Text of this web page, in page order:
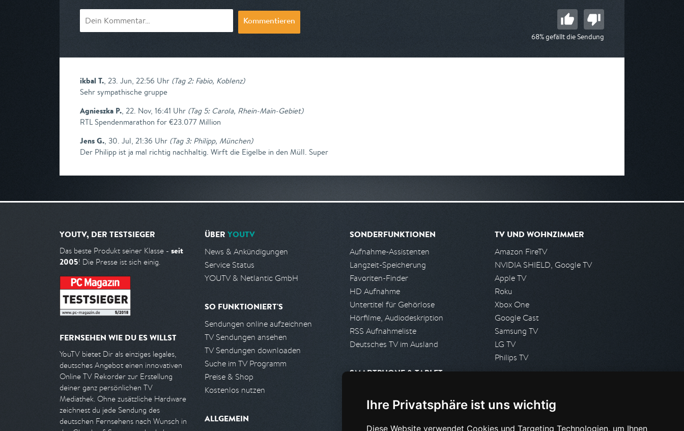
Ihre Privatsphäre ist uns wichtig
Diese Website verwendet Cookies und Targeting Technologien, um Ihnen
Kommentieren
68% gefällt die Sendung
ikbal T., 23. Jun, 22:56 Uhr (Tag 2: Fabio, Koblenz)
Sehr sympathische gruppe
Agnieszka P., 22. Nov, 16:41 Uhr (Tag 5: Carola, Rhein-Main-Gebiet)
RTL Spendenmarathon for €23.077 Million
Jens G., 30. Jul, 21:36 Uhr (Tag 3: Philipp, München)
Der Philipp ist ja mal richtig nachhaltig. Wirft die Eigelbe in den Müll. Super
YOUTV, DER TESTSIEGER
Das beste Produkt seiner Klasse - seit
2005! Die Presse ist sich einig.
FERNSEHEN WIE DU ES WILLST
YouTV bietet Dir als einziges legales,
deutsches Angebot einen innovativen
Online TV Rekorder zur Erstellung
deiner ganz persönlichen TV
Mediathek. Ohne zusätzliche Hardware
zeichnest du jede Sendung des
deutschen Fernsehens nach Wunsch in
ÜBER YOUTV
News & Ankündigungen
Service Status
YOUTV & Netlantic GmbH
SO FUNKTIONIERT'S
Sendungen online aufzeichnen
TV Sendungen ansehen
TV Sendungen downloaden
Suche im TV Programm
Preise & Shop
Kostenlos nutzen
ALLGEMEIN
SONDERFUNKTIONEN
Aufnahme-Assistenten
Langzeit-Speicherung
Favoriten-Finder
HD Aufnahme
Untertitel für Gehörlose
Hörfilme, Audiodeskription
RSS Aufnahmeliste
Deutsches TV im Ausland
SMARTPHONE & TABLET
Android App
TV UND WOHNZIMMER
Amazon FireTV
NVIDIA SHIELD, Google TV
Apple TV
Roku
Xbox One
Google Cast
Samsung TV
LG TV
Philips TV
Presseanfrage stellen